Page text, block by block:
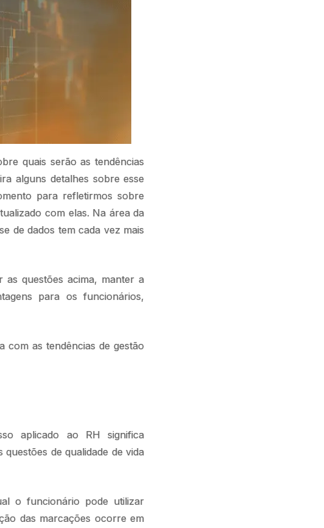
quais serão as tendências
alguns detalhes sobre esse
para refletirmos sobre
com elas. Na área da
de dados tem cada vez mais
as questões acima, manter a
para os funcionários,
com as tendências de gestão
aplicado ao RH significa
de qualidade de vida
o funcionário pode utilizar
das marcações ocorre em